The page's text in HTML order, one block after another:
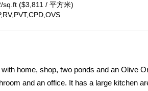
sq.ft ($3,811 / 平方米)
home, shop, two ponds and an Olive
and an office. It has a large kitchen